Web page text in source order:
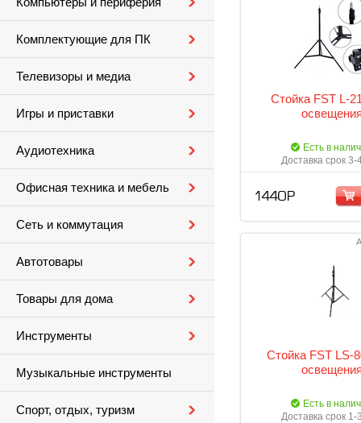
Комплектующие для ПК
Телевизоры и медиа
Игры и приставки
Аудиотехника
Офисная техника и мебель
Сеть и коммутация
Автотовары
Товары для дома
Инструменты
Музыкальные инструменты
Спорт, отдых, туризм
Стойка FST L-
Есть в
Доставка срок 3-
1 440 Р
Стойка FST LS-
Есть в
Доставка срок 1-